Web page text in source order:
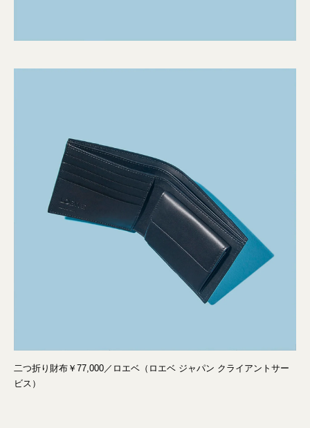
二つ折り財布￥77,000／ロエベ（ロエベ ジャパン クライアントサー
ビス）